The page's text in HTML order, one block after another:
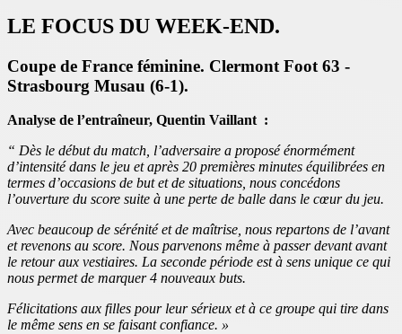
LE FOCUS DU WEEK-END.
Coupe de France féminine. Clermont Foot 63 -
Strasbourg Musau (6-1).
Analyse de l’entraîneur, Quentin Vaillant :
“ Dès le début du match, l’adversaire a proposé énormément
d’intensité dans le jeu et après 20 premières minutes équilibrées en
termes d’occasions de but et de situations, nous concédons
l’ouverture du score suite à une perte de balle dans le cœur du jeu.
Avec beaucoup de sérénité et de maîtrise, nous repartons de l’avant
et revenons au score. Nous parvenons même à passer devant avant
le retour aux vestiaires. La seconde période est à sens unique ce qui
nous permet de marquer 4 nouveaux buts.
Félicitations aux filles pour leur sérieux et à ce groupe qui tire dans
le même sens en se faisant confiance. »